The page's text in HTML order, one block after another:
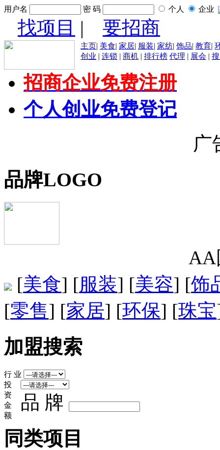
用户名 密 码 个人 企业
找项目 | 要招商
主页| 美食| 家居| 服装| 家纺| 饰品| 教育|
创业 | 连锁 | 商机 | 排行榜 代理 | 展会 |
招商企业免费注册
个人创业免费登记
广
品牌LOGO
AA
[美食] [服装] [美容] [饰
[零售] [家居] [环保] [珠宝
加盟搜索
行 业
投
资
金
额
品 牌
同类项目